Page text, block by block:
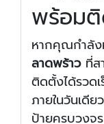
พร้อม
หากคุณกำลัง
ลาดพร้าวที่ส
ติดตั้งได้รวด
ภายในวันเดี
ป้ายครบวงจ